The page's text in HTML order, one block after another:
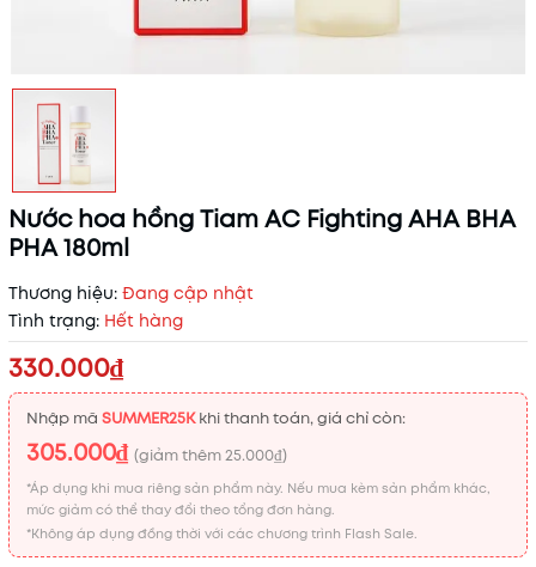
Nước hoa hồng Tiam AC Fighting AHA BHA
PHA 180ml
Thương hiệu: Đang cập nhật
Tình trạng: Hết hàng
330.000₫
Nhập mã SUMMER25Kkhi thanh toán, giá chỉ còn:
305.000₫ (giảm thêm25.000₫)
*Áp dụng khi mua riêng sản phẩm này. Nếu mua kèm sản phẩm khác,
mức giảm có thể thay đổi theo tổng đơn hàng.
*Không áp dụng đồng thời với các chương trình Flash Sale.